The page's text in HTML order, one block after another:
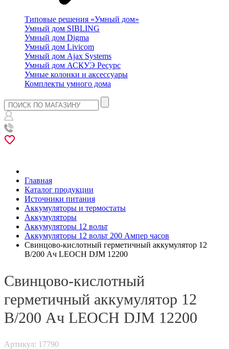
Типовые решения «Умный дом»
Умный дом SIBLING
Умный дом Digma
Умный дом Livicom
Умный дом Ajax Systems
Умный дом АСКУЭ Ресурс
Умные колонки и аксессуары
Комплекты умного дома
Главная
Каталог продукции
Источники питания
Аккумуляторы и термостаты
Аккумуляторы
Аккумуляторы 12 вольт
Аккумуляторы 12 вольт 200 Ампер часов
Свинцово-кислотный герметичный аккумулятор 12
В/200 Ач LEOCH DJM 12200
Свинцово-кислотный
герметичный аккумулятор 12
В/200 Ач LEOCH DJM 12200
Артикул: 17790